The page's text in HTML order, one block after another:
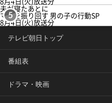
5
夫が寝たあとに
ママを振り回す 男の子の行動SP
8月4日(火)放送分
テレビ朝日トップ
番組表
ドラマ・映画